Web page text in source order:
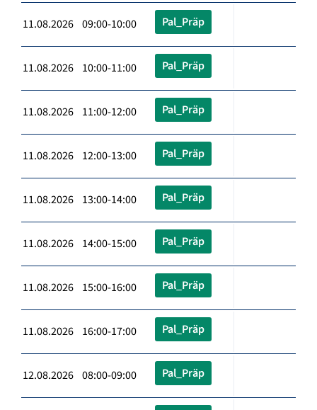
11.08.2026 09:00-10:00 Pal_Präp
11.08.2026 10:00-11:00 Pal_Präp
11.08.2026 11:00-12:00 Pal_Präp
11.08.2026 12:00-13:00 Pal_Präp
11.08.2026 13:00-14:00 Pal_Präp
11.08.2026 14:00-15:00 Pal_Präp
11.08.2026 15:00-16:00 Pal_Präp
11.08.2026 16:00-17:00 Pal_Präp
12.08.2026 08:00-09:00 Pal_Präp